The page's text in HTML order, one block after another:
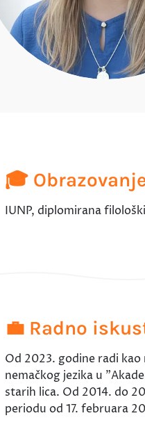
🎓
IUNP, diplomirana
💼 Radno
Od 2023. godine radi
nemačkog jezika u
starih lica. Od 2014. do
periodu od 17. februara